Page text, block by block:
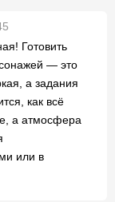
Готовить
— это
а задания
как всё
а атмосфера
или в